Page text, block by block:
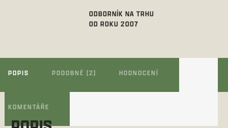
ODBORNÍK NA TRHU
OD ROKU 2007
POPIS PODOBNÉ (2) HODNOCENÍ
KOMENTÁŘE